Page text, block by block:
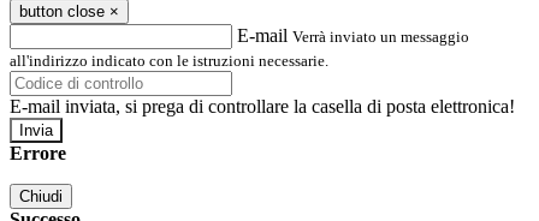
button close ×
E-mail Verrà inviato un messaggio
all'indirizzo indicato con le istruzioni necessarie.
E-mail inviata, si prega di controllare la casella di posta elettronica!
Errore
Chiudi